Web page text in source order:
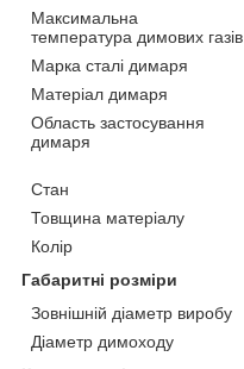
Максимальна
температура димових газів
Марка сталі димаря
Матеріал димаря
Область застосування
димаря
Стан
Товщина матеріалу
Колір
Габаритні розміри
Зовнішній діаметр виробу
Діаметр димоходу